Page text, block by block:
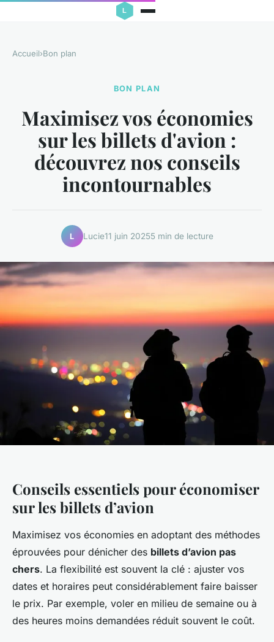
Accueil›Bon plan
BON PLAN
Maximisez vos économies
sur les billets d'avion :
découvrez nos conseils
incontournables
L Lucie11 juin 20255 min de lecture
Conseils essentiels pour économiser
sur les billets d’avion
Maximisez vos économies en adoptant des méthodes
éprouvées pour dénicher des billets d’avion pas
chers. La flexibilité est souvent la clé : ajuster vos
dates et horaires peut considérablement faire baisser
le prix. Par exemple, voler en milieu de semaine ou à
des heures moins demandées réduit souvent le coût.